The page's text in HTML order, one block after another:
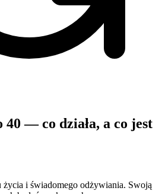
40 — co działa, a co jest
życia i świadomego odżywiania. Swoją